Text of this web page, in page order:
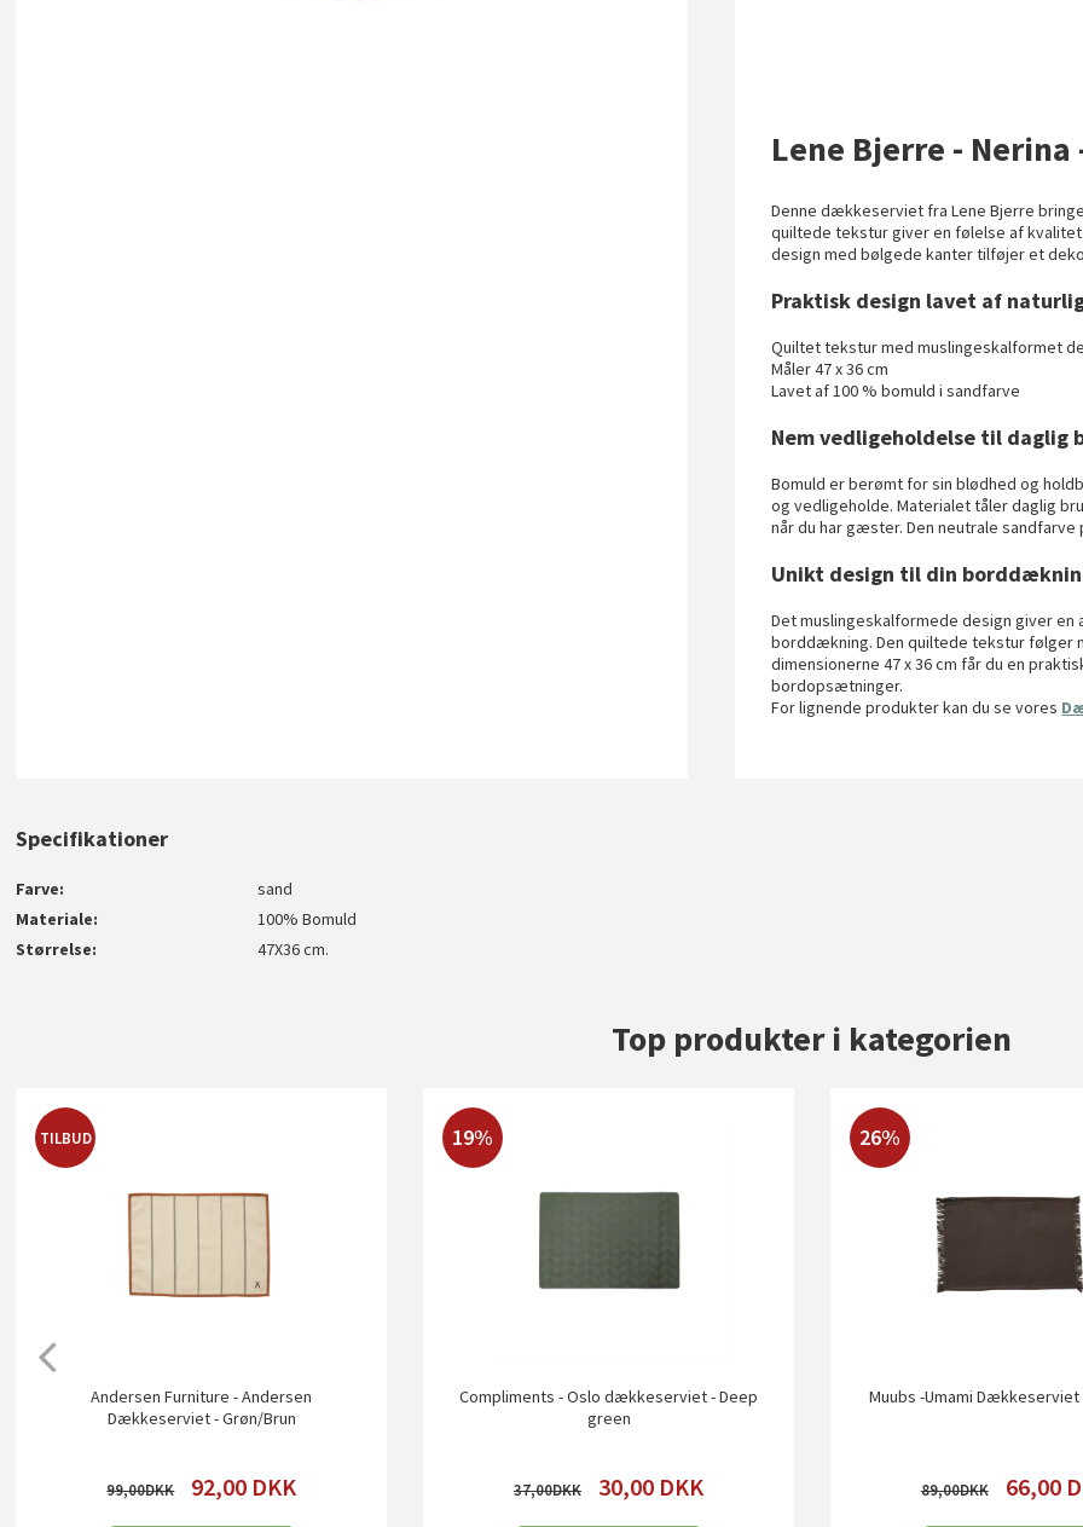
Lene Bjerre -
Denne dækkeserviet fra Lene Bjerre
quiltede tekstur giver en følelse af
design med bølgede kanter tilføjer et
Praktisk design lavet af
Quiltet tekstur med muslingeskalformet
Måler 47 x 36 cm
Lavet af 100 % bomuld i sandfarve
Nem vedligeholdelse til daglig
Bomuld er berømt for sin blødhed og
og vedligeholde. Materialet tåler daglig
når du har gæster. Den neutrale
Unikt design til din
Det muslingeskalformede design giver
borddækning. Den quiltede tekstur følger
dimensionerne 47 x 36 cm får du en
bordopsætninger.
For lignende produkter kan du se vores
Specifikationer
Farve
sand
Materiale
100% Bomuld
Størrelse
47X36 cm.
Top produkter i kategorien
TILBUD
Andersen Furniture - Andersen
Dækkeserviet - Grøn/Brun
99,00 92,00 DKK
19%
Compliments - Oslo dækkeserviet - Deep
green
37,00 30,00 DKK
26%
Muubs -Umami
89,00 66,00